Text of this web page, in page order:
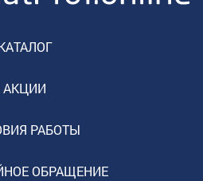
АКЦИИ
РАБОТЫ
ОБРАЩЕНИЕ